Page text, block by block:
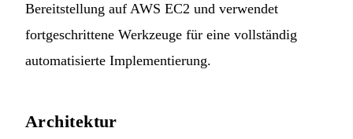
Bereitstellung auf AWS EC2 und verwendet
fortgeschrittene Werkzeuge für eine vollständig
automatisierte Implementierung.
Architektur